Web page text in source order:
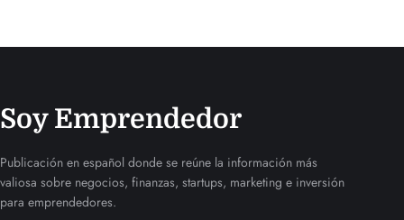
Soy Emprendedor
Publicación en español donde se reúne la información más
valiosa sobre negocios, finanzas, startups, marketing e inversión
para emprendedores.